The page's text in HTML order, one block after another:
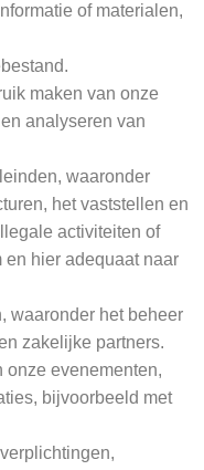
of materialen,
maken van onze
analyseren van
waaronder
het vaststellen en
activiteiten of
hier adequaat naar
waaronder het beheer
zakelijke partners.
onze evenementen,
bijvoorbeeld met